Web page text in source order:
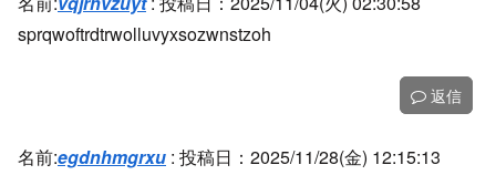
sprqwoftrdtrwolluvyxsozwnstzoh
返信
名前:egdnhmgrxu : 投稿日：2025/11/28(金) 12:15:13